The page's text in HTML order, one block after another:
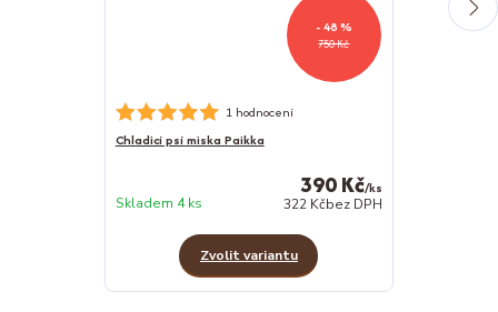
750 Kč
- 48 %
1 hodnocení
Chladicí psí miska Paikka
390 Kč/ks
322 Kčbez DPH
Skladem 4 ks
Zvolit variantu